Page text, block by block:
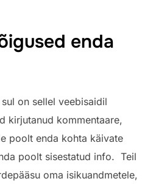
enda
sul on sellel veebisaidil
kirjutanud kommentaare,
poolt enda kohta käivate
poolt sisestatud info. Teil
oma isikuandmetele,